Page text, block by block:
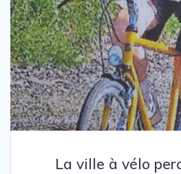
La ville à vélo